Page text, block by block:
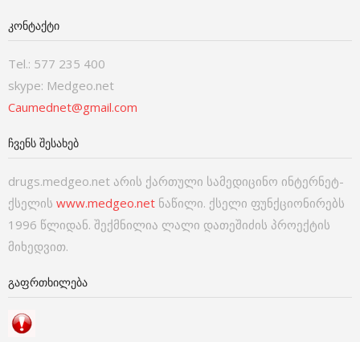
ᲙᲝᲜᲢᲐᲥᲢᲘ
Tel.: 577 235 400
skype: Medgeo.net
Caumednet@gmail.com
ᲩᲕᲔᲜᲡ ᲨᲔᲡᲐᲮᲔᲑ
drugs.medgeo.net არის ქართული სამედიცინო ინტერნეტ-
ქსელის www.medgeo.net ნაწილი. ქსელი ფუნქციონირებს
1996 წლიდან. შექმნილია ლალი დათეშიძის პროექტის
მიხედვით.
ᲒᲐᲤᲠᲗᲮᲘᲚᲔᲑᲐ